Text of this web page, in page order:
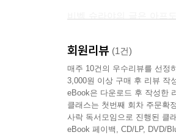
곳곳에 자리한 미세한 폭
폭력성 또는 공격성과 동
수 있는 주제이지만, 비
직관적으로 보여주려 한
위장인가. 낯선 이와의 눈
두려움을 스스로에게,
당신에게, 또는 인생에서
솔직하고 치열한 이야기
- 이반지하 (예술가)
회원리뷰 (1건)
매주 10건의 우수리뷰를 선정
3,000원 이상 구매 후 리뷰 작
eBook은 다운로드 후 작성한
클래스는 첫번째 회차 주문확
사락 독서모임으로 진행된 클
eBook 페이백, CD/LP, DVD/